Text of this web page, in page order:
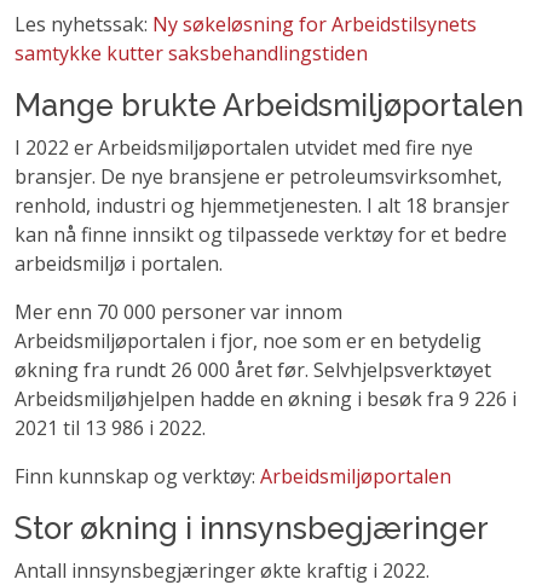
Les nyhetssak: Ny søkeløsning for Arbeidstilsynets
samtykke kutter saksbehandlingstiden
Mange brukte Arbeidsmiljøportalen
I 2022 er Arbeidsmiljøportalen utvidet med fire nye
bransjer. De nye bransjene er petroleumsvirksomhet,
renhold, industri og hjemmetjenesten. I alt 18 bransjer
kan nå finne innsikt og tilpassede verktøy for et bedre
arbeidsmiljø i portalen.
Mer enn 70 000 personer var innom
Arbeidsmiljøportalen i fjor, noe som er en betydelig
økning fra rundt 26 000 året før. Selvhjelpsverktøyet
Arbeidsmiljøhjelpen hadde en økning i besøk fra 9 226 i
2021 til 13 986 i 2022.
Finn kunnskap og verktøy: Arbeidsmiljøportalen
Stor økning i innsynsbegjæringer
Antall innsynsbegjæringer økte kraftig i 2022.